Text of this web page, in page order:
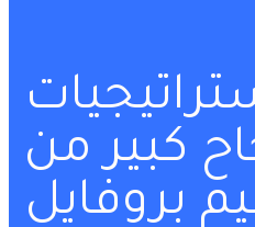
كبير من
بروفايل